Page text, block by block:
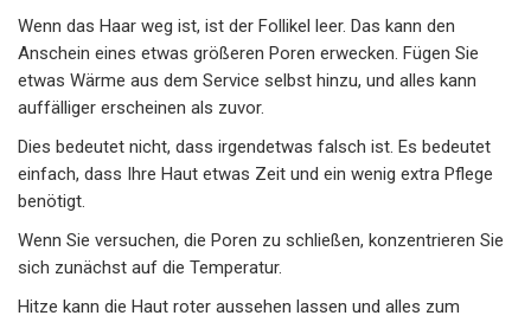
Wenn das Haar weg ist, ist der Follikel leer. Das kann den
Anschein eines etwas größeren Poren erwecken. Fügen Sie
etwas Wärme aus dem Service selbst hinzu, und alles kann
auffälliger erscheinen als zuvor.
Dies bedeutet nicht, dass irgendetwas falsch ist. Es bedeutet
einfach, dass Ihre Haut etwas Zeit und ein wenig extra Pflege
benötigt.
Wenn Sie versuchen, die Poren zu schließen, konzentrieren Sie
sich zunächst auf die Temperatur.
Hitze kann die Haut roter aussehen lassen und alles zum